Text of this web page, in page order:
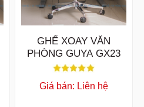
GHẾ XOAY VĂN
PHÒNG GUYA GX23
Giá bán: Liên hệ